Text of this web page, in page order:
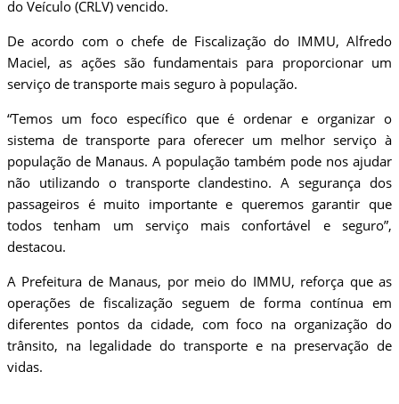
do Veículo (CRLV) vencido.
De acordo com o chefe de Fiscalização do IMMU, Alfredo
Maciel, as ações são fundamentais para proporcionar um
serviço de transporte mais seguro à população.
“Temos um foco específico que é ordenar e organizar o
sistema de transporte para oferecer um melhor serviço à
população de Manaus. A população também pode nos ajudar
não utilizando o transporte clandestino. A segurança dos
passageiros é muito importante e queremos garantir que
todos tenham um serviço mais confortável e seguro”,
destacou.
A Prefeitura de Manaus, por meio do IMMU, reforça que as
operações de fiscalização seguem de forma contínua em
diferentes pontos da cidade, com foco na organização do
trânsito, na legalidade do transporte e na preservação de
vidas.